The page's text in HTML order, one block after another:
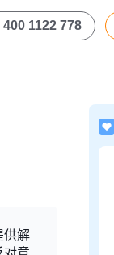
400 1122 778
供解